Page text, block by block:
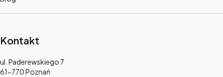
Kontakt
Adres:
ul. Paderewskiego 7
61-770 Poznań